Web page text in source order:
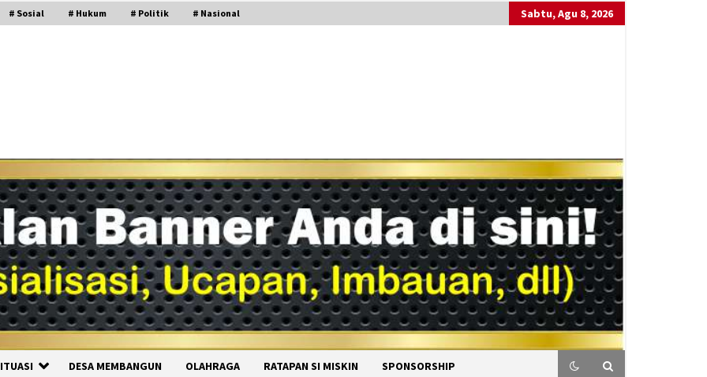
# Sosial # Hukum # Politik # Nasional Sabtu, Agu 8, 2026
DESA MEMBANGUN OLAHRAGA RATAPAN SI MISKIN SPONSORSHIP